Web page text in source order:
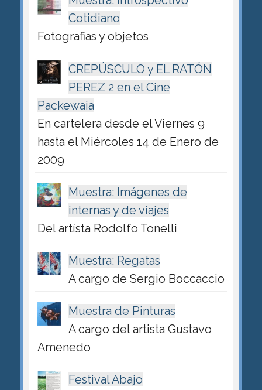
Cotidiano
Fotografias y objetos
CREPÚSCULO y EL RATÓN
PEREZ 2 en el Cine
Packewaia
En cartelera desde el Viernes 9
hasta el Miércoles 14 de Enero de
2009
Muestra: Imágenes de
internas y de viajes
Del artísta Rodolfo Tonelli
Muestra: Regatas
A cargo de Sergio Boccaccio
Muestra de Pinturas
A cargo del artista Gustavo
Amenedo
Festival Abajo